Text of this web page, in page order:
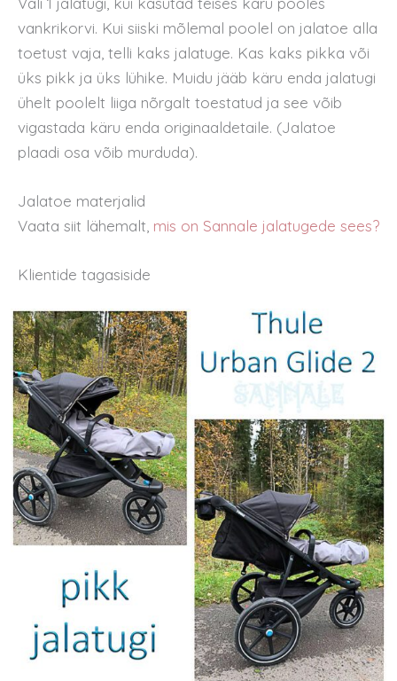
vankrikorvi. Kui siiski mõlemal poolel on jalatoe alla
toetust vaja, telli kaks jalatuge. Kas kaks pikka või
üks pikk ja üks lühike. Muidu jääb käru enda jalatugi
ühelt poolelt liiga nõrgalt toestatud ja see võib
vigastada käru enda originaaldetaile. (Jalatoe
plaadi osa võib murduda).
Jalatoe materjalid
Vaata siit lähemalt, mis on Sannale jalatugede sees?
Klientide tagasiside